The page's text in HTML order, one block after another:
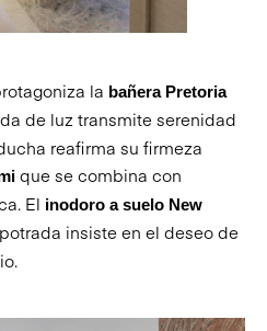
la bañera Pretoria
de luz transmite serenidad
reafirma su firmeza
que se combina con
El inodoro a suelo New
insiste en el deseo de